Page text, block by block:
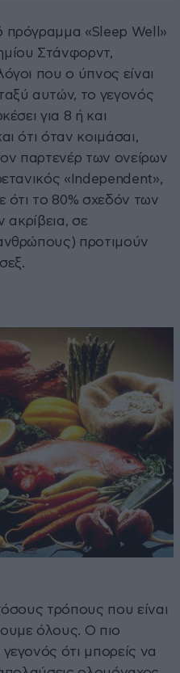
πρόγραμμα «Sleep Well»
Στάνφορντ,
που ο ύπνος είναι
αυτών, το γεγονός
για 8 ή και
ότι όταν κοιμάσαι,
παρτενέρ των ονείρων
«Independent»,
ότι το 80% σχεδόν των
ακρίβεια, σε
προτιμούν
τρόπους που είναι
όλους. Ο πιο
ότι μπορείς να